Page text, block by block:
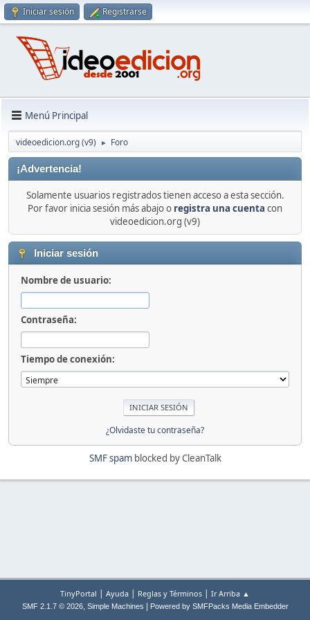
Iniciar sesión Registrarse
Menú Principal
videoedicion.org (v9) ► Foro
¡Advertencia!
Solamente usuarios registrados tienen acceso a esta sección.
Por favor inicia sesión más abajo o registra una cuenta con
videoedicion.org (v9)
Iniciar sesión
Nombre de usuario:
Contraseña:
Tiempo de conexión:
¿Olvidaste tu contraseña?
SMF spamblocked by CleanTalk
TinyPortal | Ayuda | Reglas y Términos | Ir Arriba ▲
SMF 2.1.7 © 2026, Simple Machines Powered by SMFPacks Media Embedder